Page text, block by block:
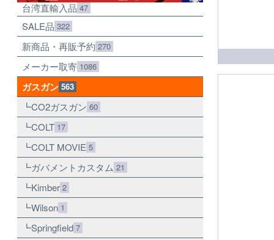
台湾直輸入品 47
SALE品 322
新商品・再販予約 270
メーカー取寄 1086
ガスガン 563
CO2ガスガン 60
COLT 17
COLT MOVIE 5
ガバメントカスタム 21
Kimber 2
Wilson 1
Springfield 7